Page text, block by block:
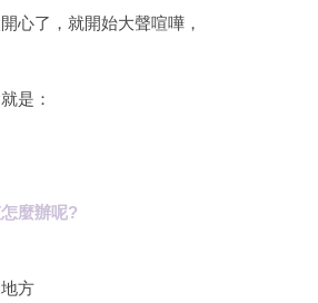
心了，就開始大聲喧嘩，
是：
麼辦呢?
方